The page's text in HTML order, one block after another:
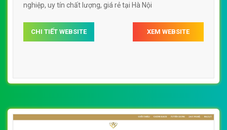
nghiệp, uy tín chất lượng, giá rẻ tại Hà Nội
CHI TIẾT WEBSITE XEM WEBSITE